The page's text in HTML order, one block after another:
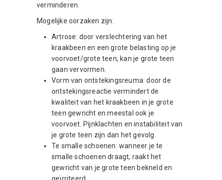
verminderen.
Mogelijke oorzaken zijn:
Artrose: door verslechtering van het
kraakbeen en een grote belasting op je
voorvoet/grote teen, kan je grote teen
gaan vervormen.
Vorm van ontstekingsreuma: door de
ontstekingsreactie vermindert de
kwaliteit van het kraakbeen in je grote
teen gewricht en meestal ook je
voorvoet. Pijnklachten en instabiliteit van
je grote teen zijn dan het gevolg.
Te smalle schoenen: wanneer je te
smalle schoenen draagt, raakt het
gewricht van je grote teen bekneld en
geïrriteerd.